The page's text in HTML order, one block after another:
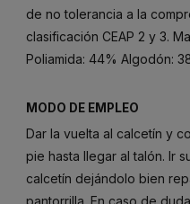
de no tolerancia a la
clasificación CEAP 2 y 3.
Poliamida: 44% Algodón:
MODO DE EMPLEO
Dar la vuelta al calcetín y
pie hasta llegar al talón. Ir
calcetín dejándolo bien